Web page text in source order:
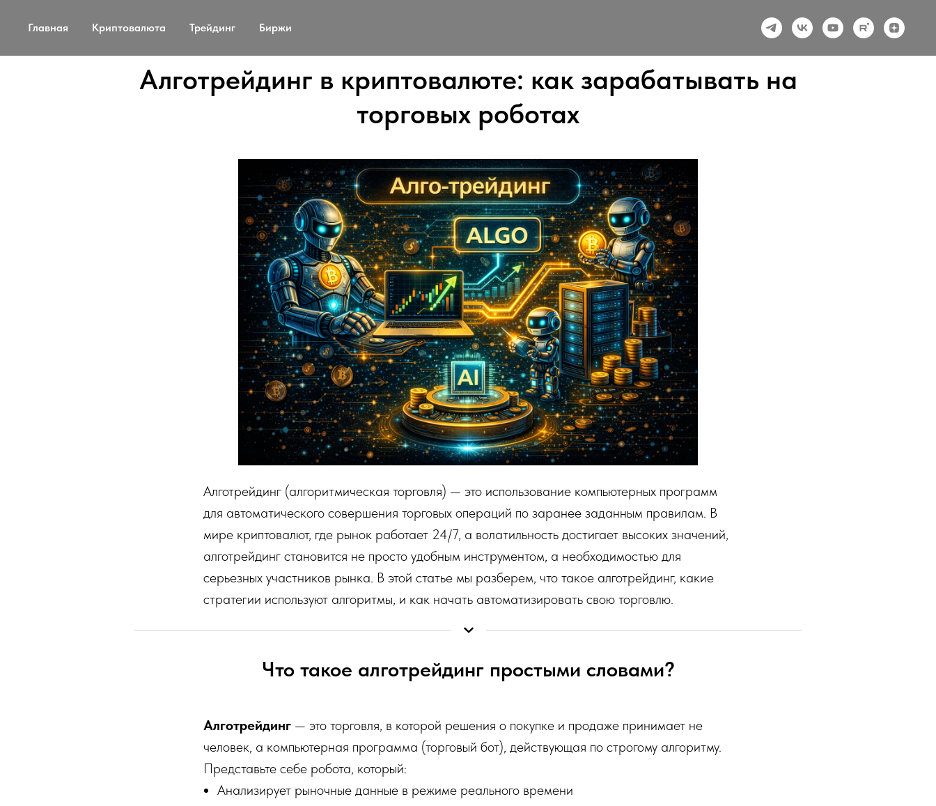
Главная Криптовалюта Трейдинг Биржи
Алготрейдинг в криптовалюте: как зарабатывать на
торговых роботах
Алготрейдинг (алгоритмическая торговля) — это использование компьютерных программ
для автоматического совершения торговых операций по заранее заданным правилам. В
мире криптовалют, где рынок работает 24/7, а волатильность достигает высоких значений,
алготрейдинг становится не просто удобным инструментом, а необходимостью для
серьезных участников рынка. В этой статье мы разберем, что такое алготрейдинг, какие
стратегии используют алгоритмы, и как начать автоматизировать свою торговлю.
Что такое алготрейдинг простыми словами?
Алготрейдинг — это торговля, в которой решения о покупке и продаже принимает не
человек, а компьютерная программа (торговый бот), действующая по строгому алгоритму.
Представьте себе робота, который:
Анализирует рыночные данные в режиме реального времени